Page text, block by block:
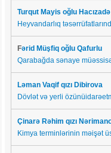
Turqut Mayis oğlu Hacızadə
Heyvandarlıq
Fərid Müşfiq oğlu Qafurlu
Qarabağda sənaye
Ləman Vaqif qızı Dibirova
Dövlət və yerli
Çinarə Rəhim qızı
Kimya terminlərinin məişət